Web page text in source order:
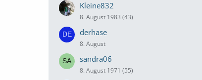
Kleine832
8. August 1983 (43)
derhase
8. August
sandra06
8. August 1971 (55)